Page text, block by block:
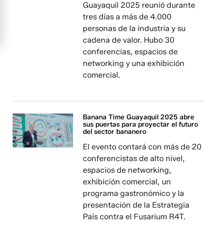
Guayaquil 2025 reunió durante
tres días a más de 4.000
personas de la industria y su
cadena de valor. Hubo 30
conferencias, espacios de
networking y una exhibición
comercial.
Banana Time Guayaquil 2025 abre
sus puertas para proyectar el futuro
del sector bananero
El evento contará con más de 20
conferencistas de alto nivel,
espacios de networking,
exhibición comercial, un
programa gastronómico y la
presentación de la Estrategia
País contra el Fusarium R4T.